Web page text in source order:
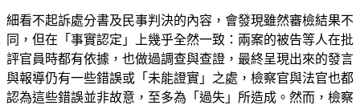
細看不起訴處分書及民事判決的內容，會發現雖然審檢結果不
同，但在「事實認定」上幾乎全然一致：兩案的被告等人在批
評官員時都有依據，也做過調查與查證，最終呈現出來的發言
與報導仍有一些錯誤或「未能證實」之處，檢察官與法官也都
認為這些錯誤並非故意，至多為「過失」所造成。然而，檢察